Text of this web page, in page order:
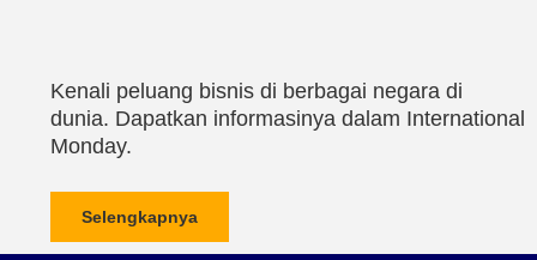
Kenali peluang bisnis di berbagai negara di
dunia. Dapatkan informasinya dalam International
Monday.
Selengkapnya